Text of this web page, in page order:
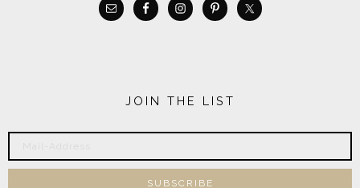
JOIN THE LIST